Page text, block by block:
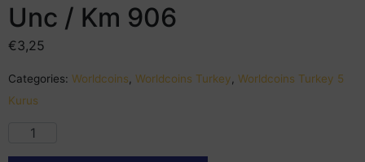
Unc / Km 906
€3,25
Categories: Worldcoins Worldcoins Turkey Worldcoins Turkey 5
Kurus